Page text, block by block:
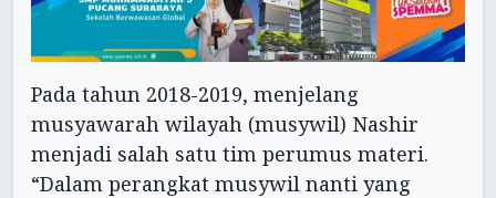
Pada tahun 2018-2019, menjelang
musyawarah wilayah (musywil) Nashir
menjadi salah satu tim perumus materi.
“Dalam perangkat musywil nanti yang